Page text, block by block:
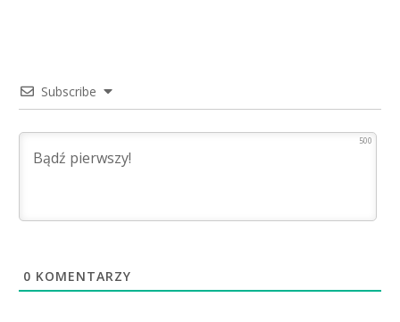
Subscribe
500
0 KOMENTARZY